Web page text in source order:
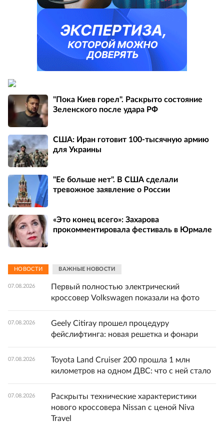
"Пока Киев горел". Раскрыто состояние
Зеленского после удара РФ
США: Иран готовит 100-тысячную армию
для Украины
"Ее больше нет". В США сделали
тревожное заявление о России
«Это конец всего»: Захарова
прокомментировала фестиваль в Юрмале
НОВОСТИ ВАЖНЫЕ НОВОСТИ
07.08.2026
Первый полностью электрический
кроссовер Volkswagen показали на фото
07.08.2026
Geely Citiray прошел процедуру
фейслифтинга: новая решетка и фонари
07.08.2026
Toyota Land Cruiser 200 прошла 1 млн
километров на одном ДВС: что с ней стало
07.08.2026
Раскрыты технические характеристики
нового кроссовера Nissan с ценой Niva
Travel